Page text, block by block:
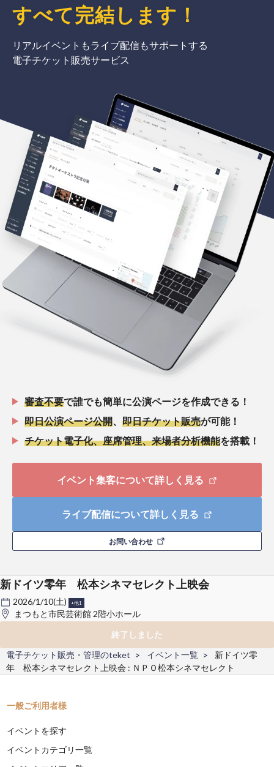
すべて完結 します ！
リアルイベントもライブ配信もサポートする
電子チケット販売サービス
審査不要で誰でも簡単に公演ページを作成できる！
即日公演ページ公開
即日チケット販売が可能！
チケット電子化、座席管理、来場者分析機能を搭載！
イベント集客について詳しく見る
ライブ配信について詳しく見る
お問い合わせ
新ドイツ零年 松本シネマセレクト上映会
2026/1/10(土) +他1
まつもと市民芸術館 2階小ホール
終了しました
電子チケット販売・管理のteket
イベント一覧
新ドイツ零
年 松本シネマセレクト上映会 : ＮＰＯ松本シネマセレクト
一般ご利用者様
イベントを探す
イベントカテゴリ一覧